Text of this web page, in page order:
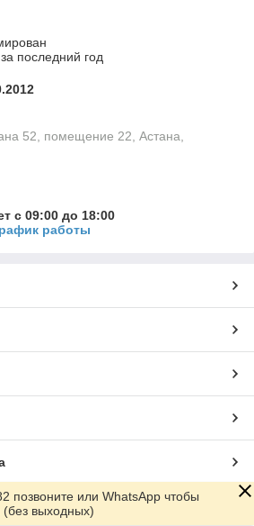
последний год
52, помещение 22, Астана,
с 09:00 до 18:00
работы
Satu.kz
позвоните или WhatsApp чтобы
(без выходных)